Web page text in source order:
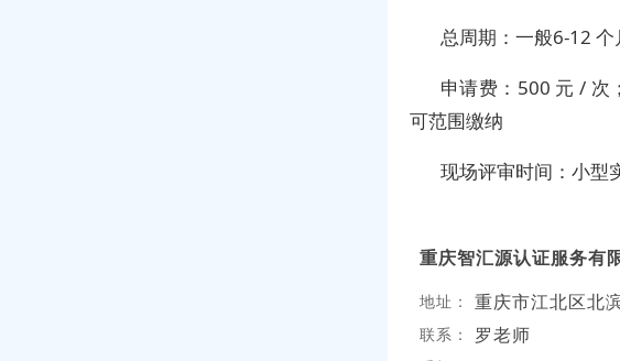
总周期：一般6-12 个
申请费：500 元 / 次
可范围缴纳
现场评审时间：小型
重庆智汇源认证服务有
地址： 重庆市江北区北
联系： 罗老师